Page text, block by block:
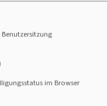
nur live, sondern
und Teilen. Alle
– finden Sie
des Dekanats
genau dann
im Browser